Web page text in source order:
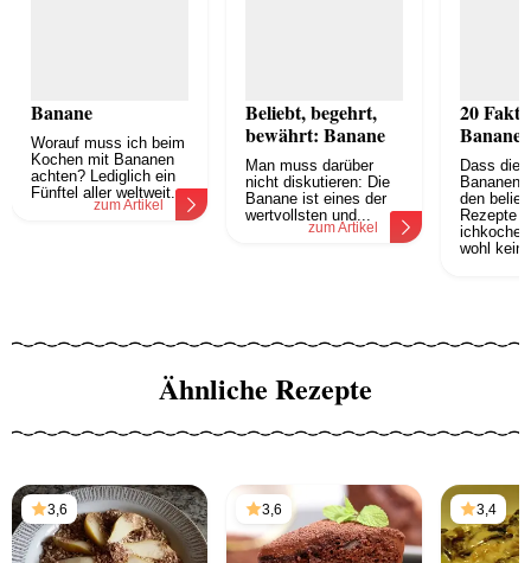
Banane
Worauf muss ich beim
Kochen mit Bananen
achten? Lediglich ein
Fünftel aller weltweit...
zum Artikel
Beliebt, begehrt,
bewährt: Banane
Man muss darüber
nicht diskutieren: Die
Banane ist eines der
wertvollsten und...
zum Artikel
20
Banane
Dass die
den
Rezepte
wohl
Ähnliche Rezepte
3,6 3,6 3,4